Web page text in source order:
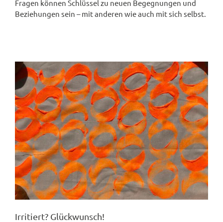
Fragen können Schlüssel zu neuen Begegnungen und
Beziehungen sein – mit anderen wie auch mit sich selbst.
Irritiert? Glückwunsch!